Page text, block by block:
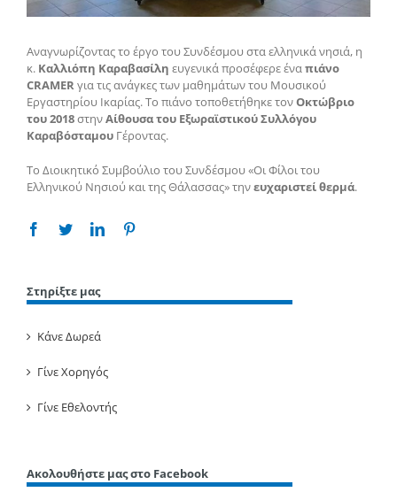
Αναγνωρίζοντας το έργο του Συνδέσμου στα ελληνικά νησιά, η
κ. Καλλιόπη Καραβασίλη ευγενικά προσέφερε έναπιάνο
CRAMERγια τις ανάγκες των μαθημάτων του Μουσικού
Εργαστηρίου Ικαρίας. Το πιάνο τοποθετήθηκε τονΟκτώβριο
του 2018στηνΑίθουσα του Εξωραϊστικού Συλλόγου
Καραβόσταμου Γέροντας.
Το Διοικητικό Συμβούλιο του Συνδέσμου «Οι Φίλοι του
Ελληνικού Νησιού και της Θάλασσας» τηνευχαριστεί θερμά.
Facebook
TwitterLinkedin
Στηρίξτε μας
Κάνε Δωρεά
Γίνε Χορηγός
Γίνε Εθελοντής
Ακολουθήστε μας στο Facebook